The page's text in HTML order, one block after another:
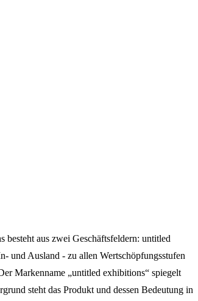
aus zwei Geschäftsfeldern: untitled
und Ausland - zu allen Wertschöpfungsstufen
Markenname „untitled exhibitions“ spiegelt
steht das Produkt und dessen Bedeutung in